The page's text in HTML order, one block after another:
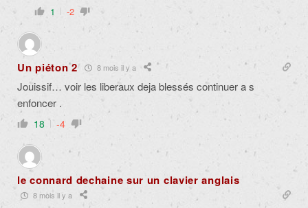
1 -2
Un piéton 2 8 mois il y a
Jouissif… voir les liberaux deja blessés continuer a s
enfoncer .
18 -4
le connard dechaine sur un clavier anglais
8 mois il y a